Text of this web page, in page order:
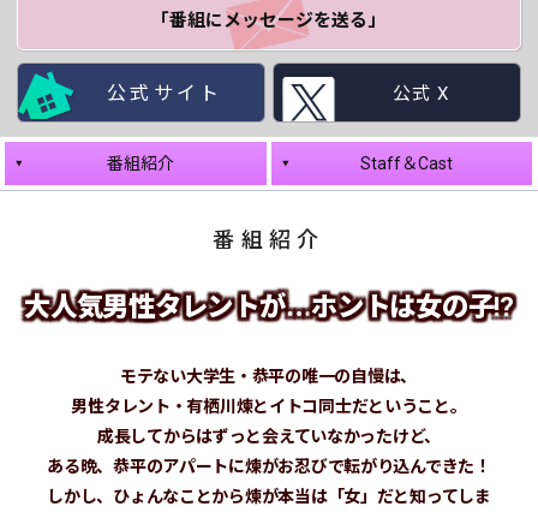
「番組にメッセージを送る」
公式サイト 公式 X
番組紹介 Staff＆Cast
番組紹介
大人気男性タレントが…ホントは女の子!?
モテない大学生・恭平の唯一の自慢は、
男性タレント・有栖川煉とイトコ同士だということ。
成長してからはずっと会えていなかったけど、
ある晩、恭平のアパートに煉がお忍びで転がり込んできた！
しかし、ひょんなことから煉が本当は「女」だと知ってしま